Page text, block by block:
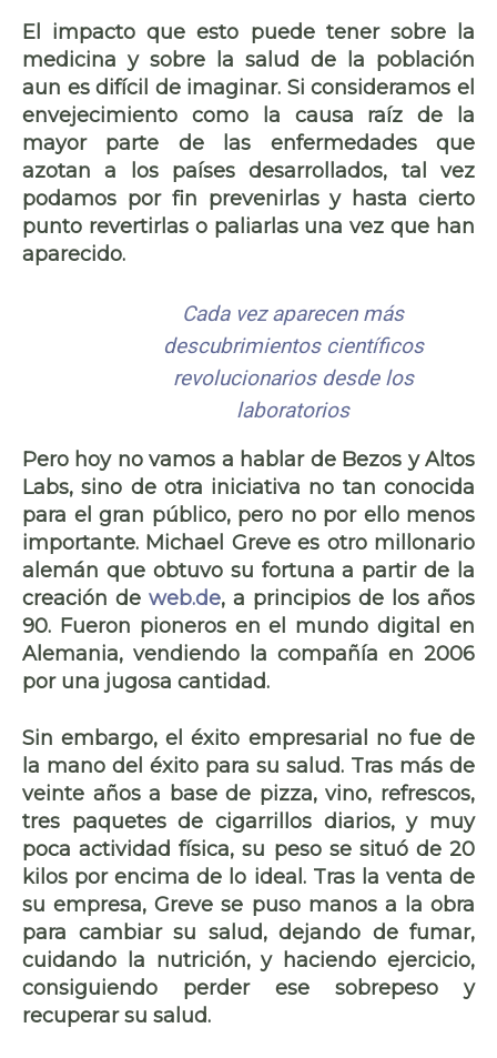
El impacto que esto puede tener sobre la
medicina y sobre la salud de la población
aun es difícil de imaginar. Si consideramos el
envejecimiento como la causa raíz de la
mayor parte de las enfermedades que
azotan a los países desarrollados, tal vez
podamos por fin prevenirlas y hasta cierto
punto revertirlas o paliarlas una vez que han
aparecido.
Cada vez aparecen más
descubrimientos científicos
revolucionarios desde los
laboratorios
Pero hoy no vamos a hablar de Bezos y Altos
Labs, sino de otra iniciativa no tan conocida
para el gran público, pero no por ello menos
importante. Michael Grevees otro millonario
alemán que obtuvo su fortuna a partir de la
creación de web.de, a principios de los años
90. Fueron pioneros en el mundo digital en
Alemania, vendiendo la compañía en 2006
por una jugosa cantidad.
Sin embargo, el éxito empresarial no fue de
la mano del éxito para su salud. Tras más de
veinte años a base de pizza, vino, refrescos,
tres paquetes de cigarrillos diarios, y muy
poca actividad física, su peso se situó de 20
kilos por encima de lo ideal. Tras la venta de
su empresa, Greve se puso manos a la obra
para cambiar su salud, dejando de fumar,
cuidando la nutrición, y haciendo ejercicio,
consiguiendo perder ese sobrepeso y
recuperar su salud.